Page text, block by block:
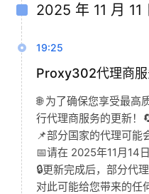
2025 年 11 月 11
19:25
Proxy302代理商
🌐 为了确保您享受最
行代理商服务的更新！
📌部分国家的代理可能
📅请在 2025年11月14
🔒更新完成后，部分代
对此可能给您带来的任